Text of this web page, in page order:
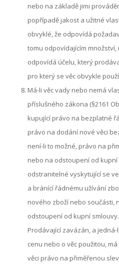
nebo na základě jimi
popřípadě jakost a užitné
obvyklé, že odpovídá
tomu odpovídajícím
odpovídá účelu, který
pro který se věc obvykle
Má-li věc vady nebo nemá
příslušného zákona (§2161
kupující právo na bezplatné
právo na dodání nové věci
není-li to možné, právo na
nebo na odstoupení od kupní
odstranitelné vyskytující se
a bránící řádnému užívání
nového zboží nebo součásti,
odstoupení od kupní
Prodávající zavázán, a
cenu nebo o věc použitou,
věci právo na přiměřenou